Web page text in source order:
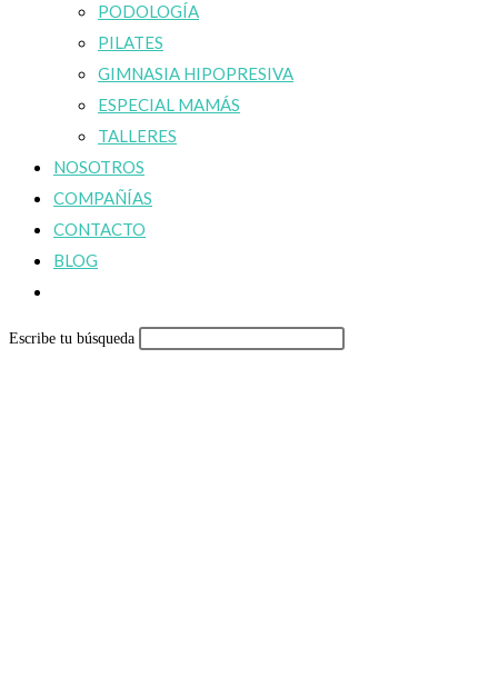
PODOLOGÍA
PILATES
GIMNASIA HIPOPRESIVA
ESPECIAL MAMÁS
TALLERES
NOSOTROS
COMPAÑÍAS
CONTACTO
BLOG
de
Escribe tu búsqueda